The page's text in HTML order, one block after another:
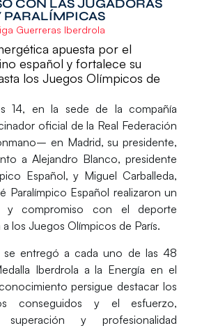
CON LAS JUGADORAS
PARALÍMPICAS
Guerreras Iberdrola
apuesta por el
español y fortalece su
los Juegos Olímpicos de
14, en la sede de la compañía
oficial de la Real Federación
en Madrid, su presidente,
a Alejandro Blanco, presidente
Español, y Miguel Carballeda,
Paralímpico Español realizaron un
compromiso con el deporte
los Juegos Olímpicos de París.
se entregó a cada uno de las 48
Iberdrola a la Energía en el
persigue destacar los
conseguidos y el esfuerzo,
y profesionalidad